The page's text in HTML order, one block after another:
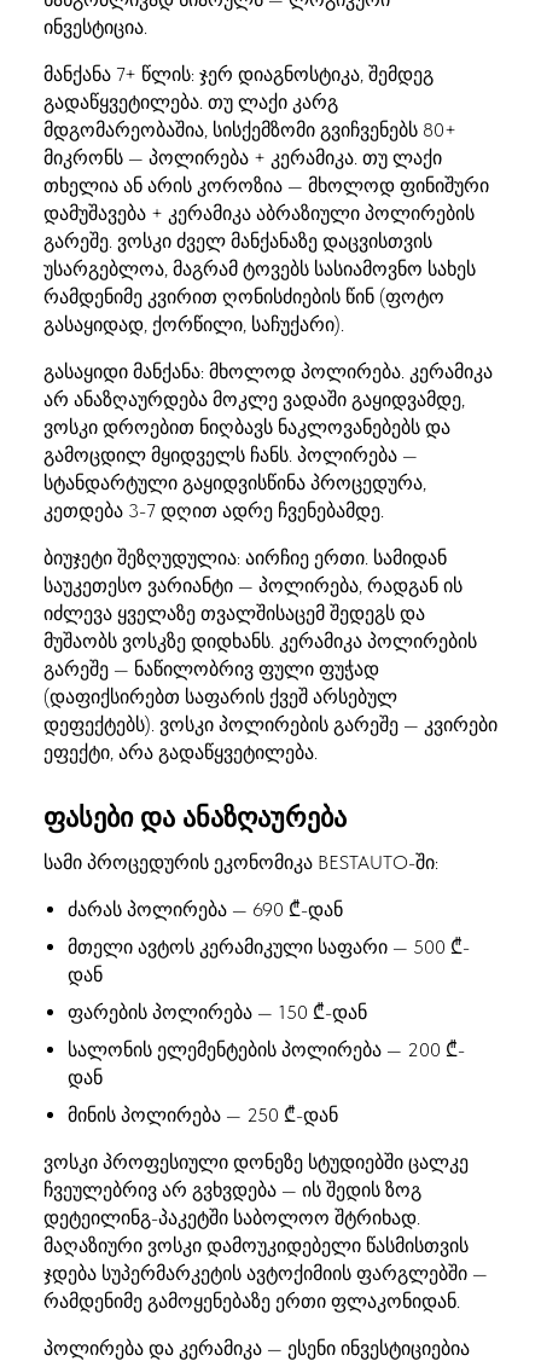
ინვესტიცია.
მანქანა 7+ წლის: ჯერ დიაგნოსტიკა, შემდეგ
გადაწყვეტილება. თუ ლაქი კარგ
მდგომარეობაშია, სისქემზომი გვიჩვენებს 80+
მიკრონს — პოლირება + კერამიკა. თუ ლაქი
თხელია ან არის კოროზია — მხოლოდ ფინიშური
დამუშავება + კერამიკა აბრაზიული პოლირების
გარეშე. ვოსკი ძველ მანქანაზე დაცვისთვის
უსარგებლოა, მაგრამ ტოვებს სასიამოვნო სახეს
რამდენიმე კვირით ღონისძიების წინ (ფოტო
გასაყიდად, ქორწილი, საჩუქარი).
გასაყიდი მანქანა: მხოლოდ პოლირება. კერამიკა
არ ანაზღაურდება მოკლე ვადაში გაყიდვამდე,
ვოსკი დროებით ნიღბავს ნაკლოვანებებს და
გამოცდილ მყიდველს ჩანს. პოლირება —
სტანდარტული გაყიდვისწინა პროცედურა,
კეთდება 3-7 დღით ადრე ჩვენებამდე.
ბიუჯეტი შეზღუდულია: აირჩიე ერთი. სამიდან
საუკეთესო ვარიანტი — პოლირება, რადგან ის
იძლევა ყველაზე თვალშისაცემ შედეგს და
მუშაობს ვოსკზე დიდხანს. კერამიკა პოლირების
გარეშე — ნაწილობრივ ფული ფუჭად
(დაფიქსირებთ საფარის ქვეშ არსებულ
დეფექტებს). ვოსკი პოლირების გარეშე — კვირები
ეფექტი, არა გადაწყვეტილება.
ფასები და ანაზღაურება
სამი პროცედურის ეკონომიკა BESTAUTO-ში:
ძარას პოლირება — 690 ₾-დან
მთელი ავტოს კერამიკული საფარი — 500 ₾-
დან
ფარების პოლირება — 150 ₾-დან
სალონის ელემენტების პოლირება — 200 ₾-
დან
მინის პოლირება — 250 ₾-დან
ვოსკი პროფესიული დონეზე სტუდიებში ცალკე
ჩვეულებრივ არ გვხვდება — ის შედის ზოგ
დეტეილინგ-პაკეტში საბოლოო შტრიხად.
მაღაზიური ვოსკი დამოუკიდებელი წასმისთვის
ჯდება სუპერმარკეტის ავტოქიმიის ფარგლებში —
რამდენიმე გამოყენებაზე ერთი ფლაკონიდან.
პოლირება და კერამიკა — ესენი ინვესტიციებია